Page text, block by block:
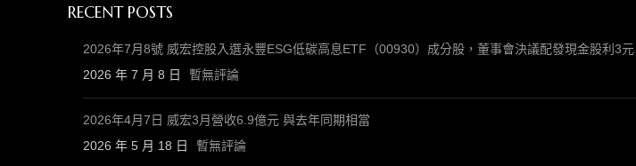
RECENT POSTS
2026年7月8號 威宏控股入選永豐ESG低碳高息ETF（00930）成分股，董事會決議配發現金股利3元
2026 年 7 月 8 日
暫無評論
2026年4月7日 威宏3月營收6.9億元 與去年同期相當
2026 年 5 月 18 日
暫無評論